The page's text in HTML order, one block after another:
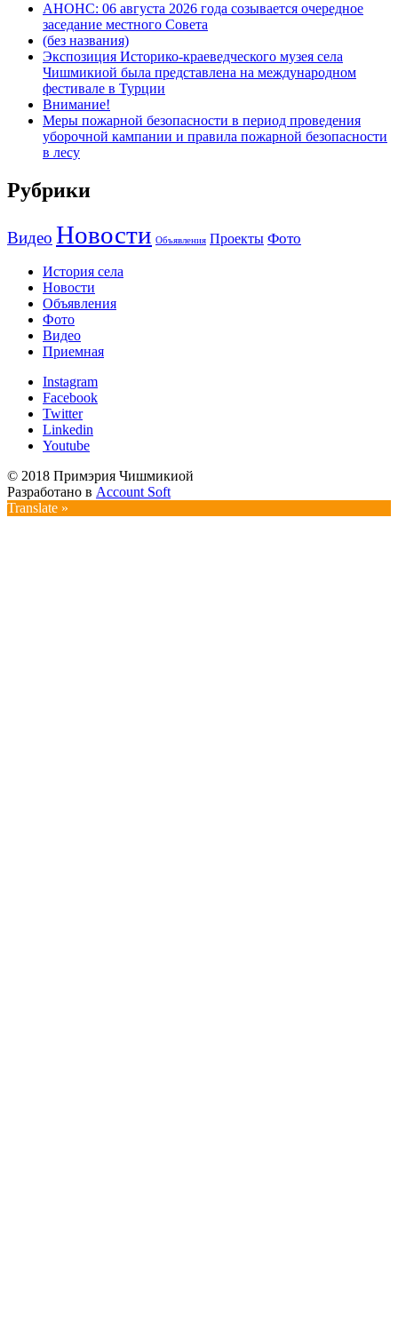
АНОНС: 06 августа 2026 года созывается очередное
заседание местного Совета
(без названия)
Экспозиция Историко-краеведческого музея села
Чишмикиой была представлена на международном
фестивале в Турции
Внимание!
Меры пожарной безопасности в период проведения
уборочной кампании и правила пожарной безопасности
в лесу
Рубрики
Видео Новости Объявления Проекты Фото
История села
Новости
Объявления
Фото
Видео
Приемная
Instagram
Facebook
Twitter
Linkedin
Youtube
© 2018 Примэрия Чишмикиой
Разработано в Account Soft
Translate »